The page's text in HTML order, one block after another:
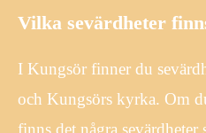
Vilka sevärdheter
I Kungsör finner du
och Kungsörs kyrka. Om
finns det några sevärdheter